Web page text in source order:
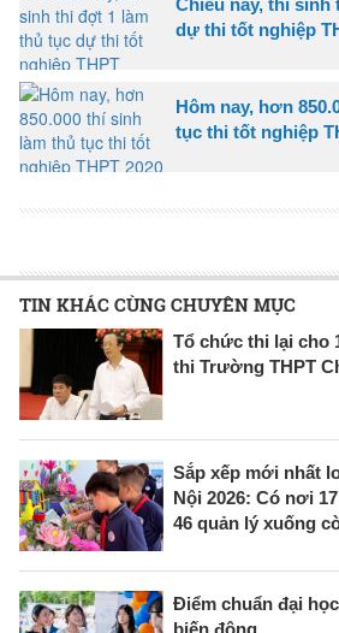
Chiều nay, thí
dự thi tốt nghiệp
Hôm nay, hơn
tục thi tốt nghiệp
TIN KHÁC CÙNG CHUYÊN MỤC
Tổ chức thi lại cho
thi Trường THPT
Sắp xếp mới nhất
Nội 2026: Có nơi
46 quản lý xuống
Điểm chuẩn đại
biến động